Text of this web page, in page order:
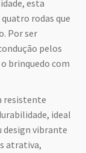
esta
rodas que
Por ser
pelos
brinquedo com
resistente
ideal
design vibrante
atrativa,